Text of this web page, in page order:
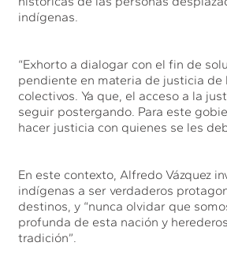
indígenas.
“Exhorto a dialogar con el fin de
pendiente en materia de justicia de
colectivos. Ya que, el acceso a la
seguir postergando. Para este
hacer justicia con quienes se les
En este contexto, Alfredo Vázquez
indígenas a ser verdaderos
destinos, y “nunca olvidar que
profunda de esta nación y
tradición”.